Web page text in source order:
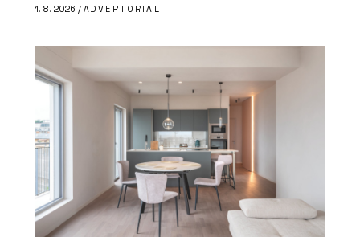
1. 8. 2026 / ADVERTORIAL